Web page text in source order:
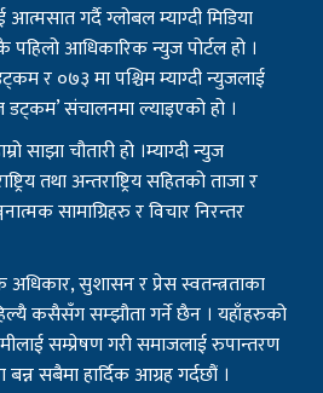
आत्मसात गर्दै ग्लोबल म्याग्दी मिडिया
पहिलो आधिकारिक न्युज पोर्टल हो ।
र ०७३ मा पश्चिम म्याग्दी न्युजलाई
डट्कम’ संचालनमा ल्याइएको हो ।
साझा चौतारी हो ।म्याग्दी न्युज
तथा अन्तराष्ट्रिय सहितको ताजा र
सामाग्रिहरु र विचार निरन्तर
अधिकार, सुशासन र प्रेस स्वतन्त्रताका
कसैसँग सम्झौता गर्ने छैन । यहाँहरुको
सम्प्रेषण गरी समाजलाई रुपान्तरण
बन्न सबैमा हार्दिक आग्रह गर्दछौं ।